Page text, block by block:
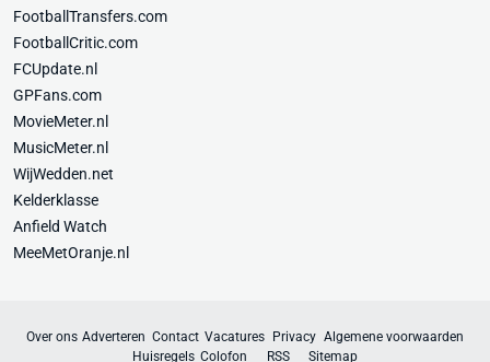
FootballTransfers.com
FootballCritic.com
FCUpdate.nl
GPFans.com
MovieMeter.nl
MusicMeter.nl
WijWedden.net
Kelderklasse
Anfield Watch
MeeMetOranje.nl
Over ons Adverteren Contact Vacatures Privacy Algemene voorwaarden
Huisregels Colofon RSS Sitemap